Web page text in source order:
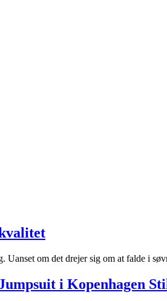
om det drejer sig om at falde i
i Kopenhagen